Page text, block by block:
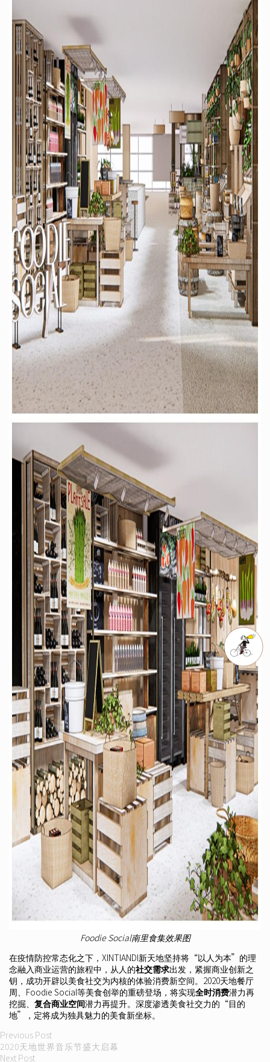
Foodie Social南里食集效果图
在疫情防控常态化之下，XINTIANDI新天地坚持将“以人为本”的理
念融入商业运营的旅程中，从人的社交需求出发，紧握商业创新之
钥，成功开辟以美食社交为内核的体验消费新空间。2020天地餐厅
周、Foodie Social等美食创举的重磅登场，将实现全时消费潜力再
挖掘、 复合商业空间潜力再提升。深度渗透美食社交力的“目的
地”，定将成为独具魅力的美食新坐标。
Post
Previous PostPrevious
post:
2020天地世界音乐节盛大启幕
Next PostNext